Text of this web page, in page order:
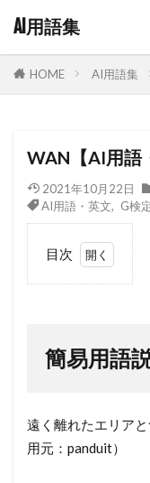
AI用語集
HOME AI用語集
WAN【AI用語
2021年10月22日
AI用語・英文
G検
目次
2
報
簡易用語
遠く離れたエリア
用元：panduit）